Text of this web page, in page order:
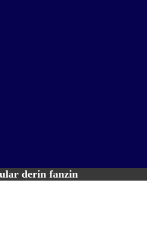
derin fanzin